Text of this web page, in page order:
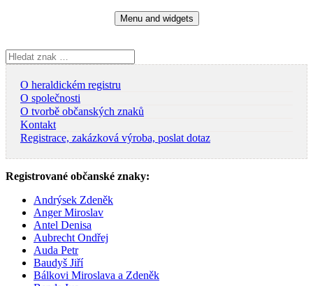
Menu and widgets
Vyhledávání
O heraldickém registru
O společnosti
O tvorbě občanských znaků
Kontakt
Registrace, zakázková výroba, poslat dotaz
Registrované občanské znaky:
Andrýsek Zdeněk
Anger Miroslav
Antel Denisa
Aubrecht Ondřej
Auda Petr
Baudyš Jiří
Bálkovi Miroslava a Zdeněk